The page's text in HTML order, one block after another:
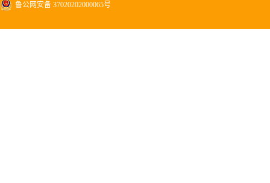
鲁公网安备 37020202000065号